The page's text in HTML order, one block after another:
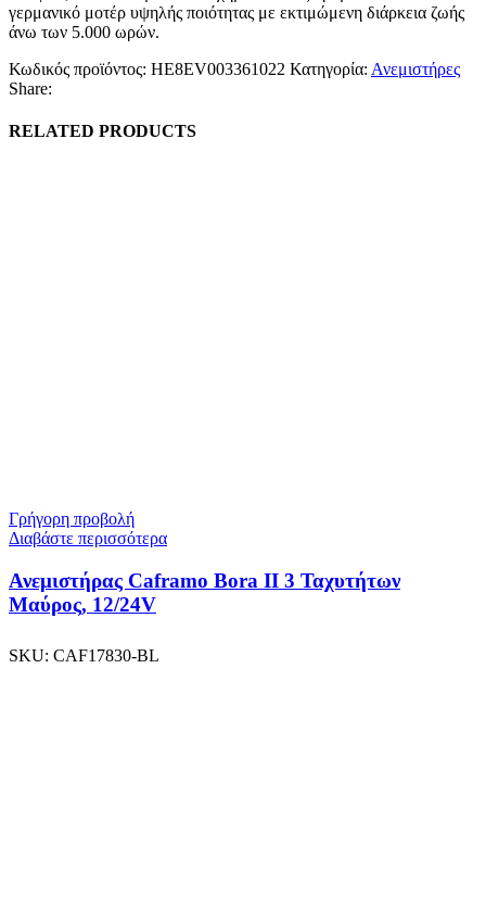
γερμανικό μοτέρ υψηλής ποιότητας με εκτιμώμενη διάρκεια ζωής
άνω των 5.000 ωρών.
Κωδικός προϊόντος: HE8EV003361022 Κατηγορία: Ανεμιστήρες
Share:
RELATED PRODUCTS
Γρήγορη προβολή
Διαβάστε περισσότερα
Ανεμιστήρας Caframo Bora II 3 Ταχυτήτων
Μαύρος, 12/24V
SKU: CAF17830-BL